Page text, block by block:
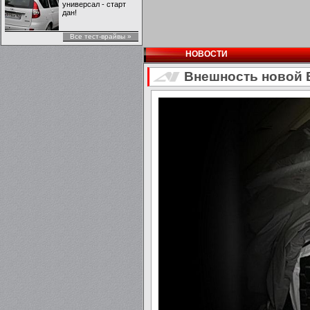
универсал - старт
дан!
Все тест-врайвы »
НОВОСТИ
Внешность новой